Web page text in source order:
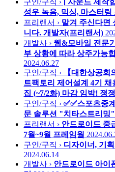
성우 녹음, 믹싱, 마스터링
프리랜서 › 맡겨 주신다면
니다. 개발자(프리랜서)
개발사 › 웹&모바일 전문
부 상황에 따라 상주가능
2024.06.27
구인/구직 ›
【대한상공
트팩토리 제어설계 4기
집 (~7/2화) 마감 임박! 졍
구인/구직 › ✅✅스포츠중
문 솔루션 "치타스트리밍
프리랜서 › 안드로이드 중
7월~9월 프레임웤
구인/구직 › 디자이너, 기
2024.06.14
개발사 › 안드로이드 아이